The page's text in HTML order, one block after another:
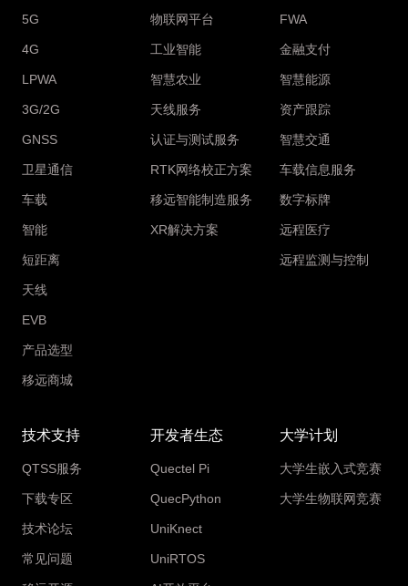
5G
4G
LPWA
3G/2G
GNSS
卫星通信
车载
智能
短距离
天线
EVB
产品选型
移远商城
物联网平台
工业智能
智慧农业
天线服务
认证与测试服务
RTK网络校正方案
移远智能制造服务
XR解决方案
FWA
金融支付
智慧能源
资产跟踪
智慧交通
车载信息服务
数字标牌
远程医疗
远程监测与控制
技术支持
QTSS服务
下载专区
技术论坛
常见问题
开发者生态
Quectel Pi
QuecPython
UniKnect
UniRTOS
大学计划
大学生嵌入式竞赛
大学生物联网竞赛